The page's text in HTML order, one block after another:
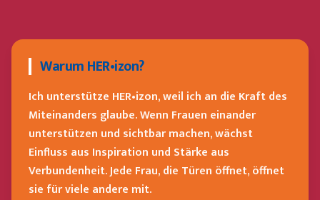
Warum HER•izon?
Ich unterstütze HER•izon, weil ich an die Kraft des
Miteinanders glaube. Wenn Frauen einander
unterstützen und sichtbar machen, wächst
Einfluss aus Inspiration und Stärke aus
Verbundenheit. Jede Frau, die Türen öffnet, öffnet
sie für viele andere mit.